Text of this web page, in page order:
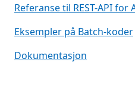
Referanse til REST-API for
Eksempler på Batch-koder
Dokumentasjon